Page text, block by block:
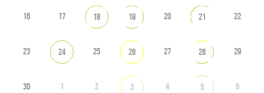
16 17 18 19 20 21 22
23 24 25 26 27 28 29
30 1 2 3 4 5 6